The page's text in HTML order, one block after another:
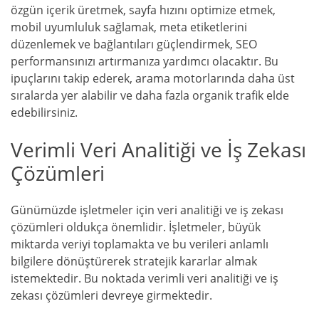
özgün içerik üretmek, sayfa hızını optimize etmek,
mobil uyumluluk sağlamak, meta etiketlerini
düzenlemek ve bağlantıları güçlendirmek, SEO
performansınızı artırmanıza yardımcı olacaktır. Bu
ipuçlarını takip ederek, arama motorlarında daha üst
sıralarda yer alabilir ve daha fazla organik trafik elde
edebilirsiniz.
Verimli Veri Analitiği ve İş Zekası
Çözümleri
Günümüzde işletmeler için veri analitiği ve iş zekası
çözümleri oldukça önemlidir. İşletmeler, büyük
miktarda veriyi toplamakta ve bu verileri anlamlı
bilgilere dönüştürerek stratejik kararlar almak
istemektedir. Bu noktada verimli veri analitiği ve iş
zekası çözümleri devreye girmektedir.